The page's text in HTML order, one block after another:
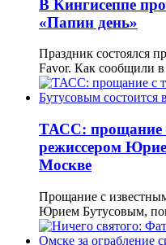
В Кингисеппе
«Папин день»
Праздник состоялся
Favor. Как сообщили
ТАСС: прощание
режиссером
Москве
Прощание с
Юрием Бутусовым,